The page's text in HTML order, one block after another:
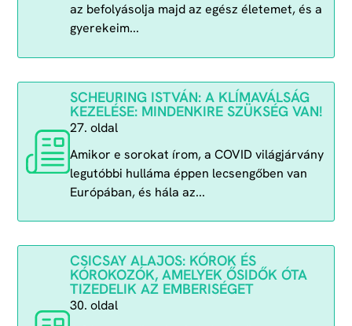
az befolyásolja majd az egész életemet, és a
gyerekeim...
SCHEURING ISTVÁN: A KLÍMAVÁLSÁG
KEZELÉSE: MINDENKIRE SZÜKSÉG VAN!
27. oldal
Amikor e sorokat írom, a COVID világjárvány
legutóbbi hulláma éppen lecsengőben van
Európában, és hála az...
CSICSAY ALAJOS: KÓROK ÉS
KÓROKOZÓK, AMELYEK ŐSIDŐK ÓTA
TIZEDELIK AZ EMBERISÉGET
30. oldal